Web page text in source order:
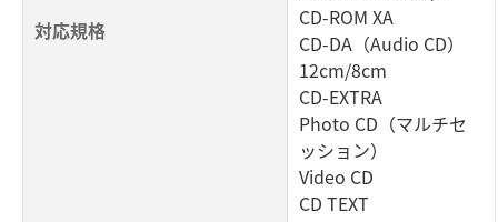
対応規格
CD-ROM XA
CD-DA（Audio CD）
12cm/8cm
CD-EXTRA
Photo CD（マルチセ
ッション）
Video CD
CD TEXT